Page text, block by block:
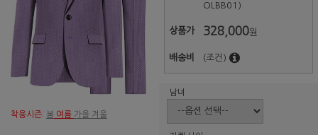
착용시즌: 봄 여름 가을 겨울
OLBB01)
상품가 328,000원
배송비 (조건)
남녀